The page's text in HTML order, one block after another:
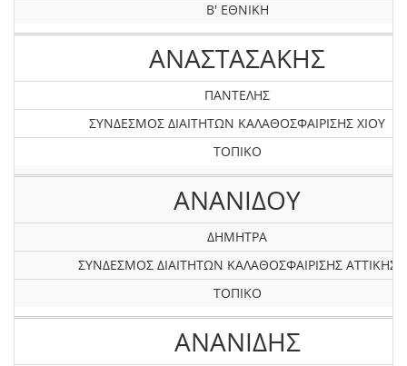
Β' ΕΘΝΙΚΗ
ΑΝΑΣΤΑΣΑΚΗΣ
ΠΑΝΤΕΛΗΣ
ΣΥΝΔΕΣΜΟΣ ΔΙΑΙΤΗΤΩΝ ΚΑΛΑΘΟΣΦΑΙΡΙΣΗΣ XIOY
ΤΟΠΙΚΟ
ΑΝΑΝΙΔΟΥ
ΔΗΜΗΤΡΑ
ΣΥΝΔΕΣΜΟΣ ΔΙΑΙΤΗΤΩΝ ΚΑΛΑΘΟΣΦΑΙΡΙΣΗΣ ΑΤΤΙΚΗΣ
ΤΟΠΙΚΟ
ΑΝΑΝΙΔΗΣ